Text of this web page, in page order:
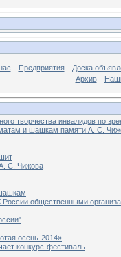
Предприятия
Доска
Архив
творчества инвалидов по
и шашкам памяти А. С.
С. Чижова
общественными
осень-2014»
конкурс-фестиваль